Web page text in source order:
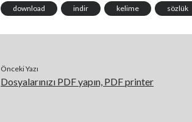
download indir kelime sözlük
Önceki Yazı
Dosyalarınızı PDF yapın, PDF printer